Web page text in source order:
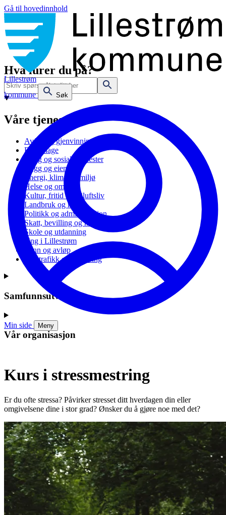
Gå til hovedinnhold
Lillestrøm
kommune
Søk
Min side Meny
Hva lurer du på?
Våre tjenester
Avfall og gjenvinning
Barnehage
Bolig og sosiale tjenester
Bygg og eiendom
Energi, klima og miljø
Helse og omsorg
Kultur, fritid og friluftsliv
Landbruk og natur
Politikk og administrasjon
Skatt, bevilling og næring
Skole og utdanning
Ung i Lillestrøm
Vann og avløp
Vei, trafikk og parkering
Samfunnsutvikling
Vår organisasjon
Kurs i stressmestring
Er du ofte stressa? Påvirker stresset ditt hverdagen din eller
omgivelsene dine i stor grad? Ønsker du å gjøre noe med det?